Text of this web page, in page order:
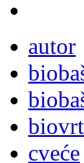
autor
biovrt
cveće